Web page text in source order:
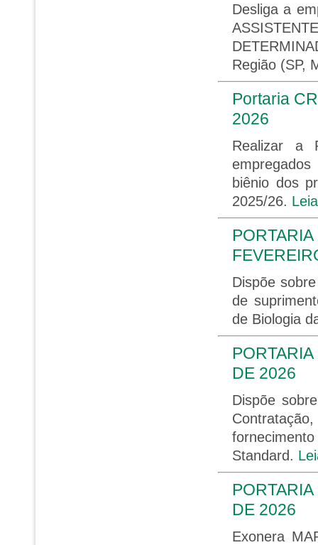
Desliga a
Região (SP,
Portaria
2026
Realizar a
biênio dos
2025/26.
Dispõe
de
de Biologia
DE 2026
Dispõe
Standard.
DE 2026
Exonera